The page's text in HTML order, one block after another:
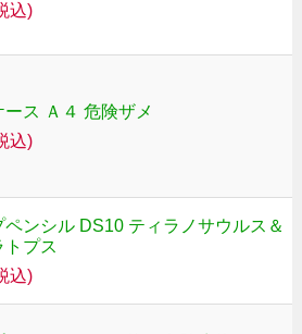
込)
ース Ａ４ 危険ザメ
込)
ペンシル DS10 ティラノサウルス＆
トプス
込)